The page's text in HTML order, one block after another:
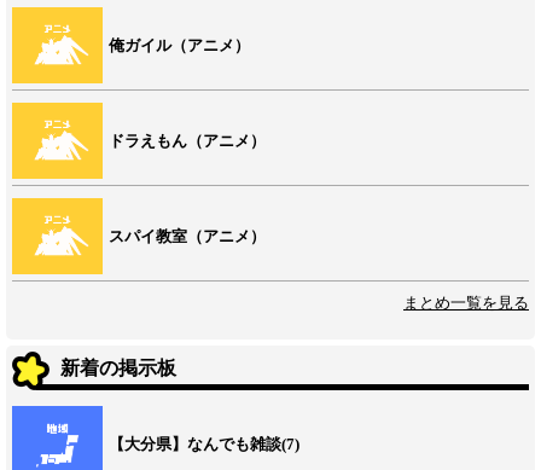
俺ガイル（アニメ）
ドラえもん（アニメ）
スパイ教室（アニメ）
まとめ一覧を見る
新着の掲示板
【大分県】なんでも雑談(7)